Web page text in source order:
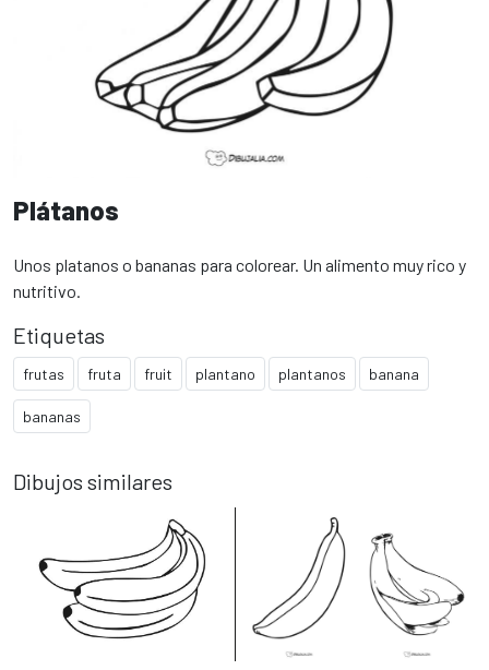
Plátanos
Unos platanos o bananas para colorear. Un alimento muy rico y
nutritivo.
Etiquetas
frutas fruta fruit plantano plantanos banana
bananas
Dibujos similares